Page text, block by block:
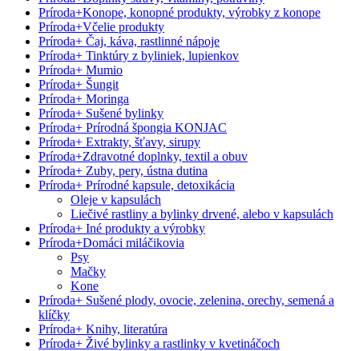
Príroda+Konope, konopné produkty, výrobky z konope
Príroda+Včelie produkty
Príroda+ Čaj, káva, rastlinné nápoje
Príroda+ Tinktúry z byliniek, lupienkov
Príroda+ Mumio
Príroda+ Šungit
Príroda+ Moringa
Príroda+ Sušené bylinky
Príroda+ Prírodná špongia KONJAC
Príroda+ Extrakty, šťavy, sirupy
Príroda+Zdravotné doplnky, textil a obuv
Príroda+ Zuby, pery, ústna dutina
Príroda+ Prírodné kapsule, detoxikácia
Oleje v kapsulách
Liečivé rastliny a bylinky drvené, alebo v kapsulách
Príroda+ Iné produkty a výrobky
Príroda+Domáci miláčikovia
Psy
Mačky
Kone
Príroda+ Sušené plody, ovocie, zelenina, orechy, semená a
klíčky
Príroda+ Knihy, literatúra
Príroda+ Živé bylinky a rastlinky v kvetináčoch